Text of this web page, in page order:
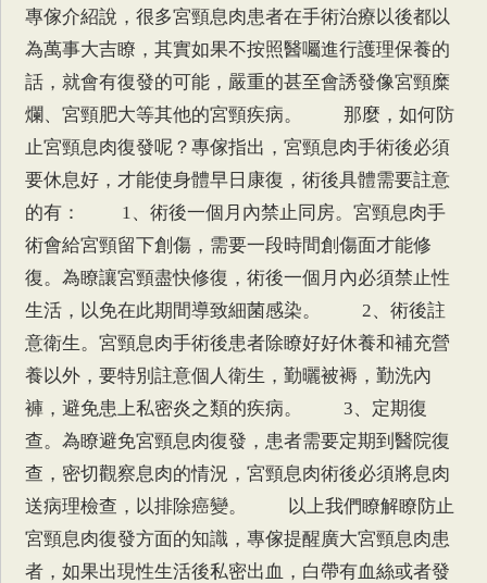
專傢介紹說，很多宮頸息肉患者在手術治療以後都以
為萬事大吉瞭，其實如果不按照醫囑進行護理保養的
話，就會有復發的可能，嚴重的甚至會誘發像宮頸糜
爛、宮頸肥大等其他的宮頸疾病。 那麼，如何防
止宮頸息肉復發呢？專傢指出，宮頸息肉手術後必須
要休息好，才能使身體早日康復，術後具體需要註意
的有： 1、術後一個月內禁止同房。宮頸息肉手
術會給宮頸留下創傷，需要一段時間創傷面才能修
復。為瞭讓宮頸盡快修復，術後一個月內必須禁止性
生活，以免在此期間導致細菌感染。 2、術後註
意衛生。宮頸息肉手術後患者除瞭好好休養和補充營
養以外，要特別註意個人衛生，勤曬被褥，勤洗內
褲，避免患上私密炎之類的疾病。 3、定期復
查。為瞭避免宮頸息肉復發，患者需要定期到醫院復
查，密切觀察息肉的情況，宮頸息肉術後必須將息肉
送病理檢查，以排除癌變。 以上我們瞭解瞭防止
宮頸息肉復發方面的知識，專傢提醒廣大宮頸息肉患
者，如果出現性生活後私密出血，白帶有血絲或者發